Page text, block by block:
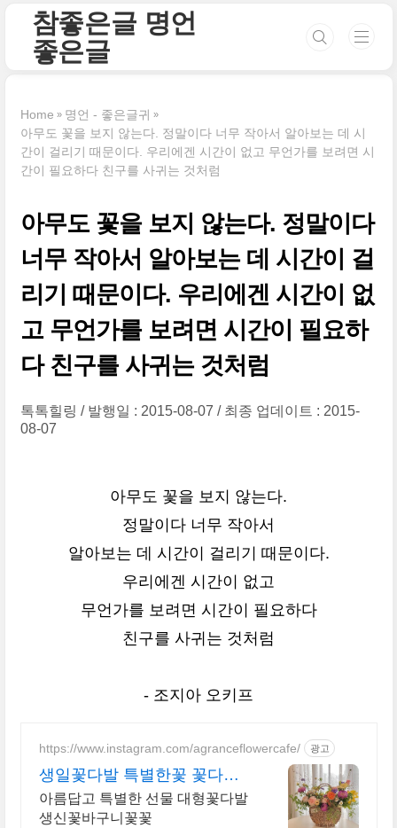
참좋은글 명언
좋은글
Home
명언 - 좋은글귀
아무도 꽃을 보지 않는다. 정말이다 너무 작아서 알아보는 데 시
간이 걸리기 때문이다. 우리에겐 시간이 없고 무언가를 보려면 시
간이 필요하다 친구를 사귀는 것처럼
아무도 꽃을 보지 않는다. 정말이다
너무 작아서 알아보는 데 시간이 걸
리기 때문이다. 우리에겐 시간이 없
고 무언가를 보려면 시간이 필요하
다 친구를 사귀는 것처럼
톡톡힐링 발행일 : 2015-08-07
최종 업데이트 : 2015-
08-07
아무도 꽃을 보지 않는다.
정말이다 너무 작아서
알아보는 데 시간이 걸리기 때문이다.
우리에겐 시간이 없고
무언가를 보려면 시간이 필요하다
친구를 사귀는 것처럼
- 조지아 오키프
https://www.instagram.com/agranceflowercafe/ 광고
생일꽃다발 특별한꽃 꽃다발
꽃바구니꽃클래스상시모집
아름답고 특별한 선물 대형꽃다발
생신꽃바구니꽃꽃